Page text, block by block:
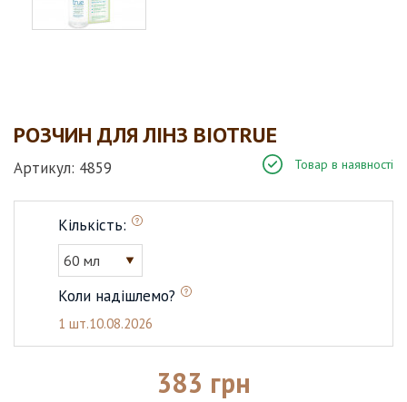
РОЗЧИН ДЛЯ ЛІНЗ BIOTRUE
Артикул: 4859 Товар в наявності
Кількість:
60 мл
Коли надішлемо?
1 шт.10.08.2026
383 грн